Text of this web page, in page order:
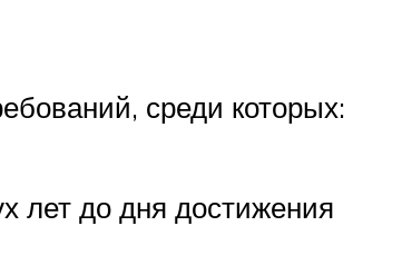
среди которых:
лет до дня достижения